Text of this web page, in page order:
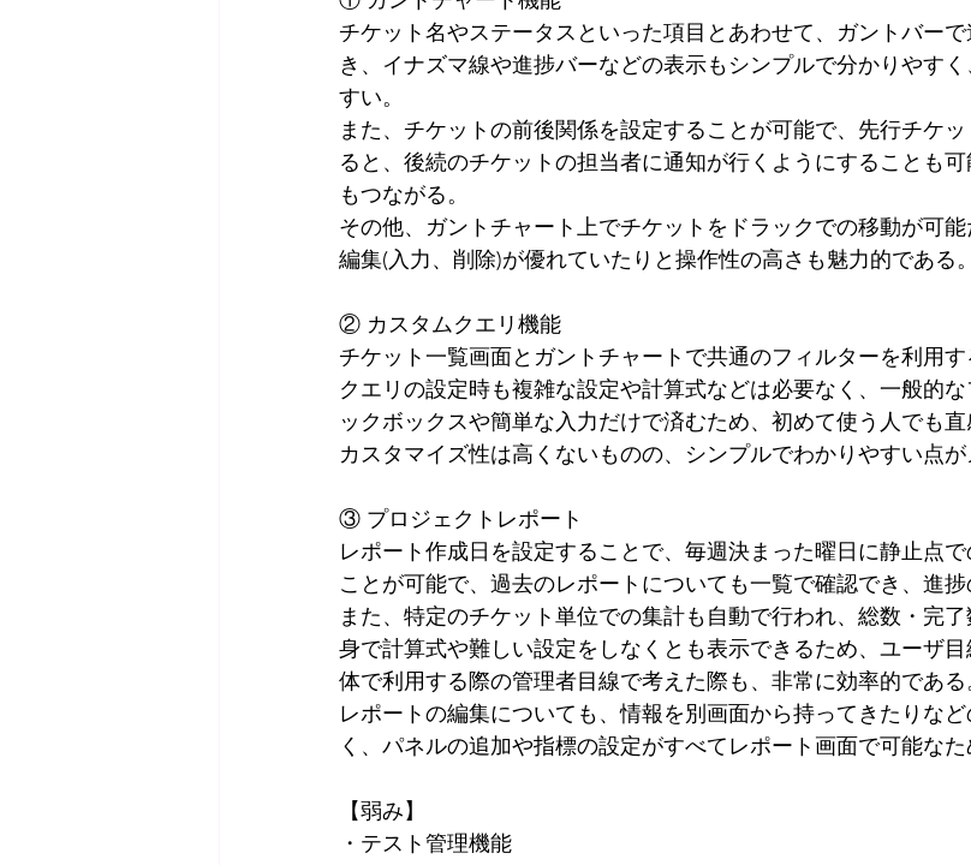
チケット名やステータスといった項目とあわせて、ガントバー
き、イナズマ線や進捗バーなどの表示もシンプルで分かりやす
すい。
また、チケットの前後関係を設定することが可能で、先行チケ
ると、後続のチケットの担当者に通知が行くようにすることも
もつながる。
その他、ガントチャート上でチケットをドラックでの移動が可
編集(入力、削除)が優れていたりと操作性の高さも魅力的である。
② カスタムクエリ機能
チケット一覧画面とガントチャートで共通のフィルターを利用す
クエリの設定時も複雑な設定や計算式などは必要なく、一般的
ックボックスや簡単な入力だけで済むため、初めて使う人でも直
カスタマイズ性は高くないものの、シンプルでわかりやすい点が
③ プロジェクトレポート
レポート作成日を設定することで、毎週決まった曜日に静止点
ことが可能で、過去のレポートについても一覧で確認でき、進捗
また、特定のチケット単位での集計も自動で行われ、総数・完
身で計算式や難しい設定をしなくとも表示できるため、ユーザ
体で利用する際の管理者目線で考えた際も、非常に効率的である
レポートの編集についても、情報を別画面から持ってきたりな
く、パネルの追加や指標の設定がすべてレポート画面で可能なた
【弱み】
・テスト管理機能